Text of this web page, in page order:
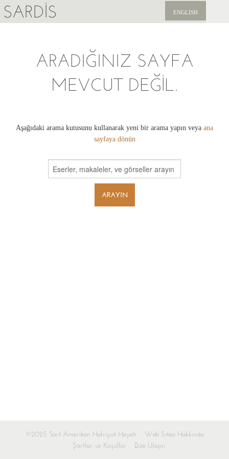
SARDIS ENGLISH
ARADIĞINIZ SAYFA
MEVCUT DEĞIL.
Aşağıdaki arama kutusunu kullanarak yeni bir arama yapın veya ana
sayfaya dönün
©2025 Sart Amerikan Hafriyat Heyeti
Web Sitesi Hakkında
Şartlar ve Koşullar
Bize Ulaşın